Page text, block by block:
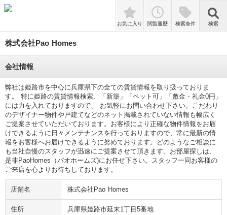
検索
お気に入り 閲覧履歴 検索条件 検索
株式会社Pao Homes
会社情報
弊社は姫路市を中心に兵庫県下の全ての賃貸情報を取り扱っておりま
す。 特に姫路の賃貸情報検索、「新築」「ペット可」「敷金・礼金0円」
には力を入れておりますので、 お気軽にお問い合わせ下さい。こだわり
のデザイナー物件や戸建てなどのネット掲載されていない情報も幅広く
ご提案させていただいております。お客様により正確な物件情報をお届
けできるように日々メンテナンスを行っておりますので、常に最新の情
報をお客様へお届けできるように努めております。どのようなご相談に
も当社自慢のスタッフが迅速にご提案させて頂きます。お部屋探しは、
是非PaoHomes（パオホームズ)にお任せ下さい。スタッフ一同お客様の
ご来店を心よりお待ちしております。
店舗名 株式会社Pao Homes
住所 兵庫県姫路市延末1丁目5番地